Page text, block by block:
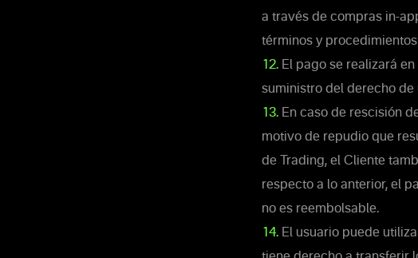
a través de compras in-
términos y
12. El pago se realizará
suministro del derecho
13. En caso de rescisión
motivo de repudio que
de Trading, el Cliente
respecto a lo anterior, el
no es reembolsable.
14. El usuario puede